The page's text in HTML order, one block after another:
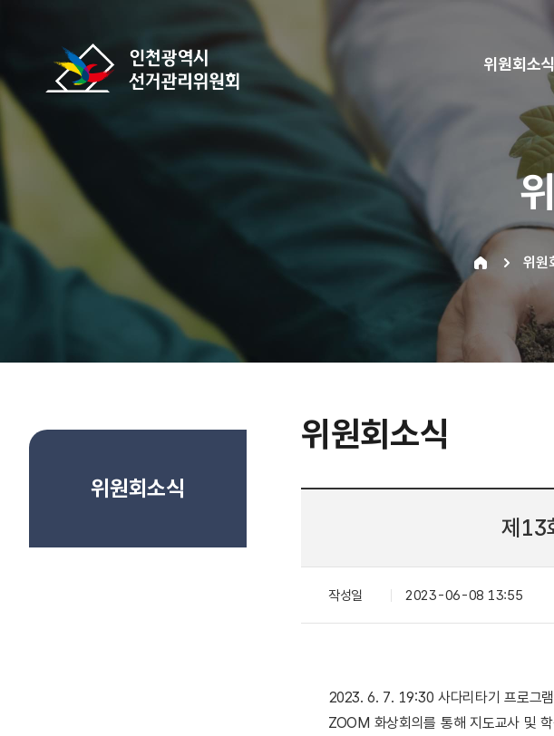
위원회소
위원
위원회소식
위원회소식
제13
작성일 2023-06-08 13:55
2023. 6. 7. 19:30 사다리타기 프로그
ZOOM 화상회의를 통해 지도교사 및